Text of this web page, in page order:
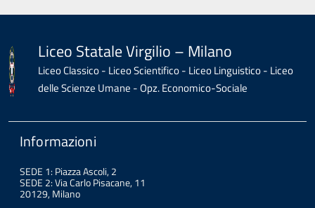
Liceo Statale Virgilio – Milano
Liceo Classico - Liceo Scientifico - Liceo Linguistico - Liceo
delle Scienze Umane - Opz. Economico-Sociale
Informazioni
SEDE 1: Piazza Ascoli, 2
SEDE 2: Via Carlo Pisacane, 11
20129, Milano